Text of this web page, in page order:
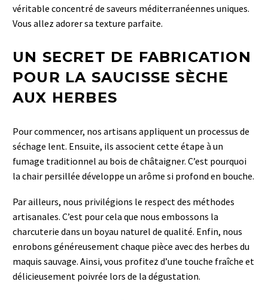
véritable concentré de saveurs méditerranéennes uniques.
Vous allez adorer sa texture parfaite.
UN SECRET DE FABRICATION
POUR LA SAUCISSE SÈCHE
AUX HERBES
Pour commencer, nos artisans appliquent un processus de
séchage lent. Ensuite, ils associent cette étape à un
fumage traditionnel au bois de châtaigner. C’est pourquoi
la chair persillée développe un arôme si profond en bouche.
Par ailleurs, nous privilégions le respect des méthodes
artisanales. C’est pour cela que nous embossons la
charcuterie dans un boyau naturel de qualité. Enfin, nous
enrobons généreusement chaque pièce avec des herbes du
maquis sauvage. Ainsi, vous profitez d’une touche fraîche et
délicieusement poivrée lors de la dégustation.